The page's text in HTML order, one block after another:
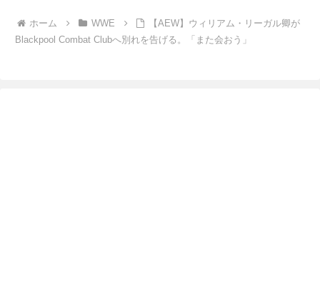
ホーム WWE
【AEW】ウィリアム・リーガル卿が
Blackpool Combat Clubへ別れを告げる。「また会おう」